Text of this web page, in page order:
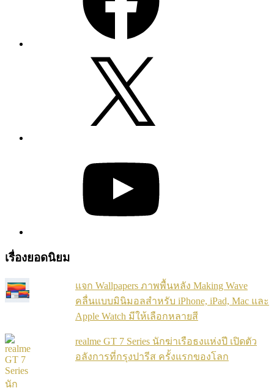
เรื่องยอดนิยม
แจก Wallpapers ภาพพื้นหลัง Making Wave
คลื่นแบบมินิมอลสำหรับ iPhone, iPad, Mac และ
Apple Watch มีให้เลือกหลายสี
realme GT 7 Series นักฆ่าเรือธงแห่งปี เปิดตัว
อลังการที่กรุงปารีส ครั้งแรกของโลก